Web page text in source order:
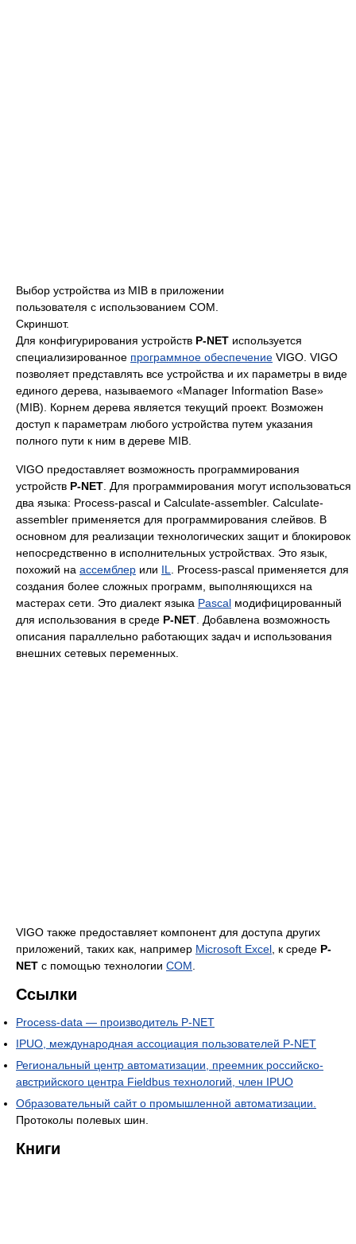
Выбор устройства из MIB в приложении
пользователя с использованием COM.
Скриншот.
Для конфигурирования устройств P-NET используется
специализированное программное обеспечение VIGO. VIGO
позволяет представлять все устройства и их параметры в виде
единого дерева, называемого «Manager Information Base»
(MIB). Корнем дерева является текущий проект. Возможен
доступ к параметрам любого устройства путем указания
полного пути к ним в дереве MIB.
VIGO предоставляет возможность программирования
устройств P-NET. Для программирования могут использоваться
два языка: Process-pascal и Calculate-assembler. Calculate-
assembler применяется для программирования слейвов. В
основном для реализации технологических защит и блокировок
непосредственно в исполнительных устройствах. Это язык,
похожий на ассемблер или IL. Process-pascal применяется для
создания более сложных программ, выполняющихся на
мастерах сети. Это диалект языка Pascal модифицированный
для использования в среде P-NET. Добавлена возможность
описания параллельно работающих задач и использования
внешних сетевых переменных.
VIGO также предоставляет компонент для доступа других
приложений, таких как, например Microsoft Excel, к среде P-
NET с помощью технологии COM.
Ссылки
Process-data — производитель P-NET
IPUO, международная ассоциация пользователей P-NET
Региональный центр автоматизации, преемник российско-
австрийского центра Fieldbus технологий, член IPUO
Образовательный сайт о промышленной автоматизации.
Протоколы полевых шин.
Книги